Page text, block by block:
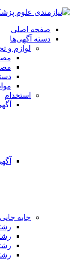
صفحه اصلی
دسته آگهی‌ها
لوازم و
استخدام
جابه